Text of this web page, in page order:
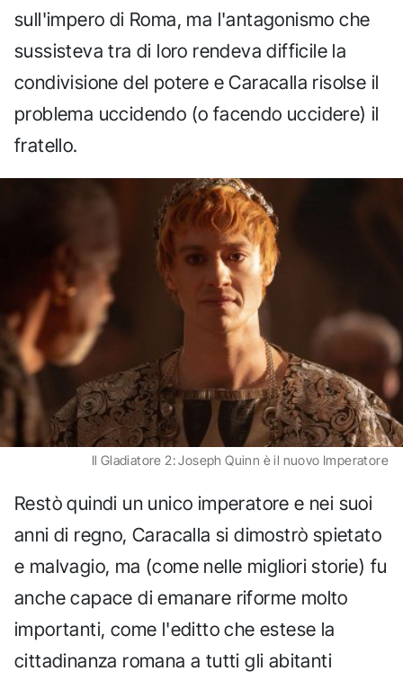
sull'impero di Roma, ma l'antagonismo che
sussisteva tra di loro rendeva difficile la
condivisione del potere e Caracalla risolse il
problema uccidendo (o facendo uccidere) il
fratello.
Il Gladiatore 2: Joseph Quinn è il nuovo Imperatore
Restò quindi un unico imperatore e nei suoi
anni di regno, Caracalla si dimostrò spietato
e malvagio, ma (come nelle migliori storie) fu
anche capace di emanare riforme molto
importanti, come l'editto che estese la
cittadinanza romana a tutti gli abitanti